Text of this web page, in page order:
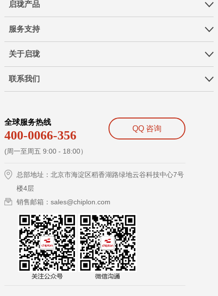
启珑产品
服务支持
关于启珑
联系我们
QQ 咨询
全球服务热线
400-0066-356
(周一至周五 9:00 - 18:00）
总部地址：北京市海淀区稻香湖路绿地云谷科技中心7号
楼4层
销售邮箱：sales@chiplon.com